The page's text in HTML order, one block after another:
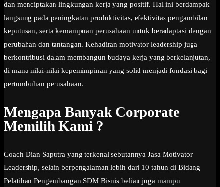
dan menciptakan lingkungan kerja yang positif. Hal ini berdampak
langsung pada peningkatan produktivitas, efektivitas pengambilan
keputusan, serta kemampuan perusahaan untuk beradaptasi dengan
perubahan dan tantangan. Kehadiran motivator leadership juga
berkontribusi dalam membangun budaya kerja yang berkelanjutan,
di mana nilai-nilai kepemimpinan yang solid menjadi fondasi bagi
pertumbuhan perusahaan.
Mengapa Banyak Corporate
Memilih Kami ?
Coach Dian Saputra yang terkenal sebutannya Jasa Motivator
Leadership, selain berpengalaman lebih dari 10 tahun di Bidang
Pelatihan Pengembangan SDM Bisnis beliau juga mampu